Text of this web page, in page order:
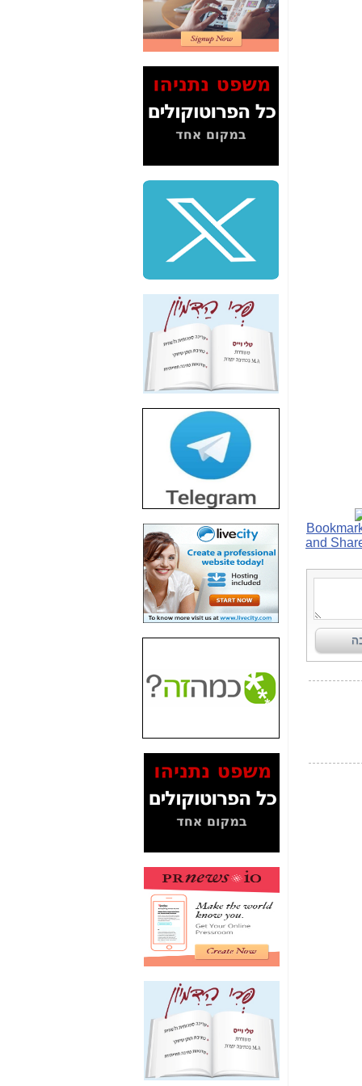
2" על תעלולי השר
משה כחלון -כאן
המשך חשיפת הבלוף
ששמו "מהפיכת
הסלולר" ואיך מסרסים
את הנתונים לציבור -
כאן
סיכום ביקור בסיליקון
משקיעות ומפתחות
באותם תחומים -כאן
שלמה פילבר (עד
לאחרונה מנכ"ל משרד
התקשורת) - עד
מדינה? הצחקתם
"יש אפליה בחקירה"?
חשיפה: למה השר
משה כחלון לא נחקר
עד היום? -
כאן
חשיפת חשד לשחיתות
הדומה לזו של "תיק
הסלולר -כאן
חשיפת מה שלא
רוצים שתדעו בעניין
פריסת אנלימיטד
(בניחוח בלתי נסבל) -
כאן
חשיפה: איוב קרא
אישר לקבוצת סלקום
בדיוק מה שביבי אישר
כאן
האם השר איוב קרא
היה צריך בכלל לחתום
האם ביבי וקרא קבלו
בכלל תמורה עבור
ההטבות הרגולטוריות
המסמכים בנושא בזק-
Yes (תיק 4000)
מוכיחים "תפירת תיק"
לאיש הלא נכון! -כאן
עובדות ומסמכים
האם ביבי כשר
תקשורת עזר לקב'
בזק? -כאן
מה מקור ה-Fake
News שהביא לתפירת
תיק לביבי והעלמת
החשודים הנכונים -כאן
אחת הרגליים של "תיק
4000 התפור"
התמוטטה היום
בניצחון (כפול) של בזק
-
כאן
איך כתבות מפנקות